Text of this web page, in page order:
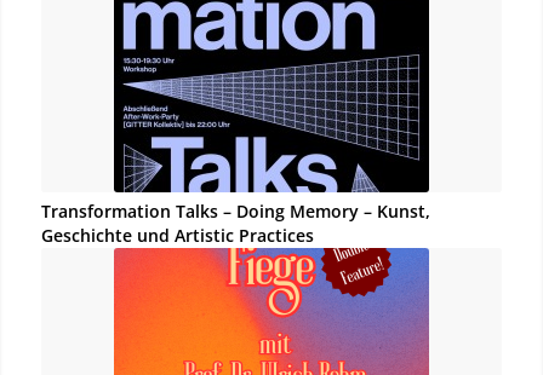
Transformation Talks – Doing Memory – Kunst,
Geschichte und Artistic Practices